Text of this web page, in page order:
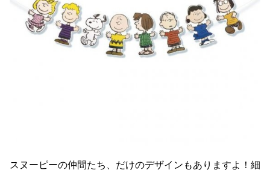
スヌーピーの仲間たち、だけのデザインもありますよ！細